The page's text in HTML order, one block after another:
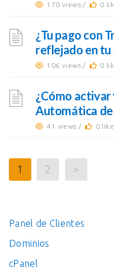
170 views / 0
¿Tu pago con
reflejado en tu
106 views / 0
¿Cómo
Automática de
41 views / 0
1 2 >
Panel de Clientes
Dominios
cPanel